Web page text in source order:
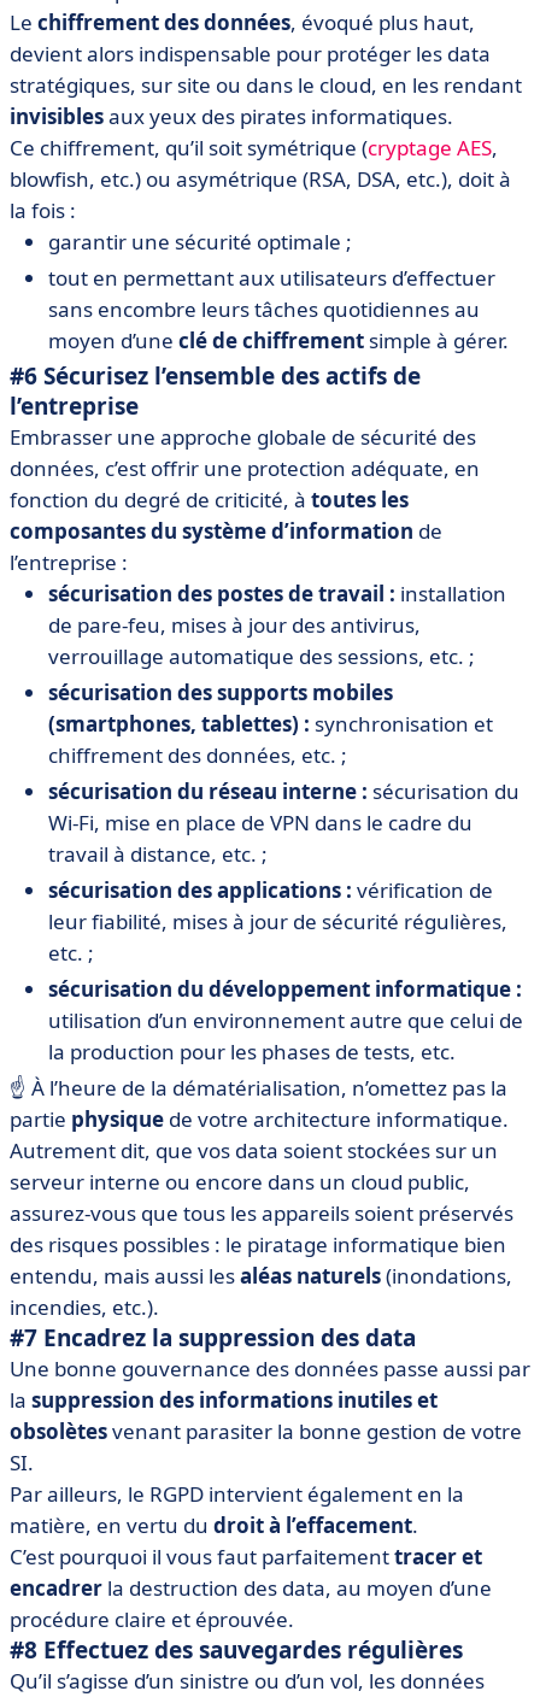
Le chiffrement des données, évoqué plus haut,
devient alors indispensable pour protéger les data
stratégiques, sur site ou dans le cloud, en les rendant
invisiblesaux yeux des pirates informatiques.
Ce chiffrement, qu’il soit symétrique (cryptage AES,
blowfish, etc.) ou asymétrique (RSA, DSA, etc.), doit à
la fois :
garantir une sécurité optimale ;
tout en permettant aux utilisateurs d’effectuer
sans encombre leurs tâches quotidiennes au
moyen d’une clé de chiffrement simple à gérer.
#6 Sécurisez l’ensemble des actifs de
l’entreprise
Embrasser une approche globale de sécurité des
données, c’est offrir une protection adéquate, en
fonction du degré de criticité, à toutes les
composantes du système d’information de
l’entreprise :
sécurisation des postes de travail : installation
de pare-feu, mises à jour des antivirus,
verrouillage automatique des sessions, etc. ;
sécurisation des supports mobiles
(smartphones, tablettes) : synchronisation et
chiffrement des données, etc. ;
sécurisation du réseau interne : sécurisation du
Wi-Fi, mise en place de VPN dans le cadre du
travail à distance, etc. ;
sécurisation des applications : vérification de
leur fiabilité, mises à jour de sécurité régulières,
etc. ;
sécurisation du développement informatique :
utilisation d’un environnement autre que celui de
la production pour les phases de tests, etc.
☝️ À l’heure de la dématérialisation, n’omettez pas la
partie physique de votre architecture informatique.
Autrement dit, que vos data soient stockées sur un
serveur interne ou encore dans un cloud public,
assurez-vous que tous les appareils soient préservés
des risques possibles : le piratage informatique bien
entendu, mais aussi lesaléas naturels(inondations,
incendies, etc.).
#7 Encadrez la suppression des data
Une bonne gouvernance des données passe aussi par
la suppression des informations inutiles et
obsolètesvenant parasiter la bonne gestion de votre
SI.
Par ailleurs, le RGPD intervient également en la
matière, en vertu du droit à l’effacement.
C’est pourquoi il vous faut parfaitementtracer et
encadrer la destruction des data, au moyen d’une
procédure claire et éprouvée.
#8 Effectuez des sauvegardes régulières
Qu’il s’agisse d’un sinistre ou d’un vol, les données